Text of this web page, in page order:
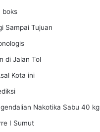
boks
Sampai Tujuan
di Jalan Tol
Kota ini
Nakotika Sabu 40 kg
I Sumut